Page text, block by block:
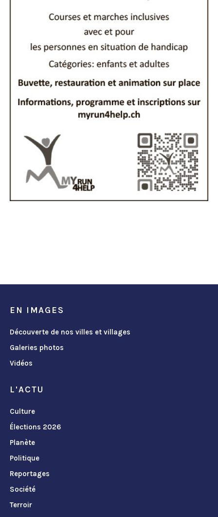
EN IMAGES
Découverte de nos villes et villages
Galeries photos
Vidéos
L'ACTU
Culture
Élections 2026
Planète
Politique
Reportages
Société
Terroir